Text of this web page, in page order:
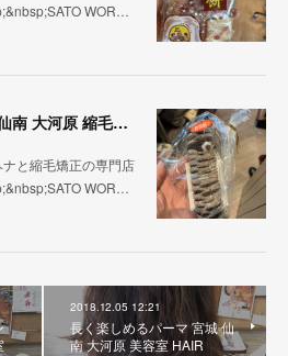
WOR…
ハッピーハロウィン 宮城 仙南 大河原 縮毛矯正 髪質改善 ヘナ 美容室 SATO WORK SHOP
と縮毛矯正の専門店
WOR…
2018.12.05 12:21
長く楽しめるパーマ 宮城 仙
南 大河原 美容室 HAIR